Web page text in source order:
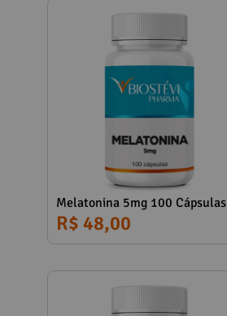
Melatonina 5mg 100 Cápsulas
R$ 48,00